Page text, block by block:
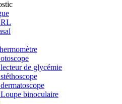
de glycémie
binoculaire